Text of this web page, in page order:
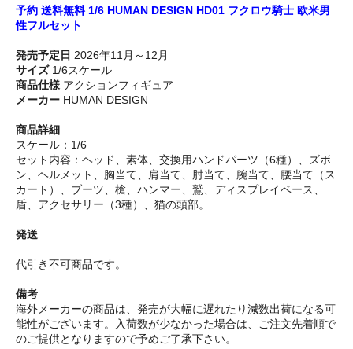
予約 送料無料 1/6 HUMAN DESIGN HD01 フクロウ騎士 欧米男
性フルセット
発売予定日 2026年11月～12月
サイズ1/6スケール
商品仕様 アクションフィギュア
メーカー HUMAN DESIGN
商品詳細
スケール：1/6
セット内容：ヘッド、素体、交換用ハンドパーツ（6種）、ズボ
ン、ヘルメット、胸当て、肩当て、肘当て、腕当て、腰当て（ス
カート）、ブーツ、槍、ハンマー、鷲、ディスプレイベース、
盾、アクセサリー（3種）、猫の頭部。
発送
代引き不可商品です。
備考
海外メーカーの商品は、発売が大幅に遅れたり減数出荷になる可
能性がございます。入荷数が少なかった場合は、ご注文先着順で
のご提供となりますので予めご了承下さい。